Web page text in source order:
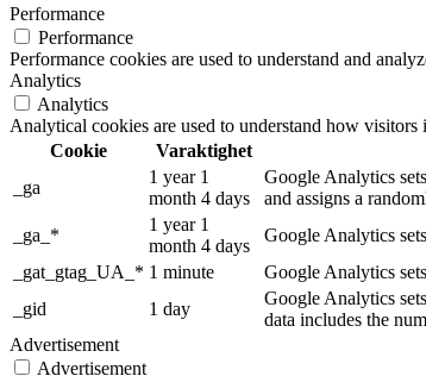
Performance
Performance
Performance cookies are used to understand and
Analytics
Analytics
Analytical cookies are used to understand how
Cookie
Varaktighet
_ga
1 year 1
month 4 days
Google Analytics
and assigns a
_ga_*
1 year 1
month 4 days
Google Analytics
_gat_gtag_UA_* 1 minute
Google Analytics
_gid
1 day
Google Analytics
data includes the
Advertisement
Advertisement